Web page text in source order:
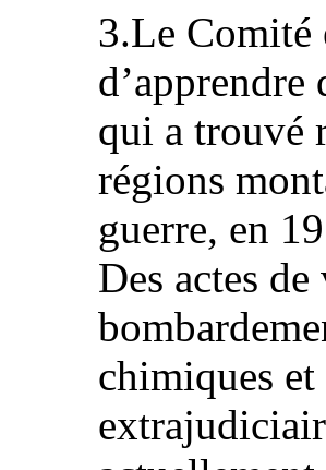
3.Le Comité
qui a trouvé
régions
guerre, en
Des actes
chimiques et